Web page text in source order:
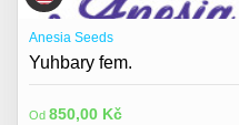
Anesia Seeds
Yuhbary fem.
Od 850,00 Kč